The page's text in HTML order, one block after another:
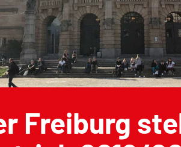
Freiburg